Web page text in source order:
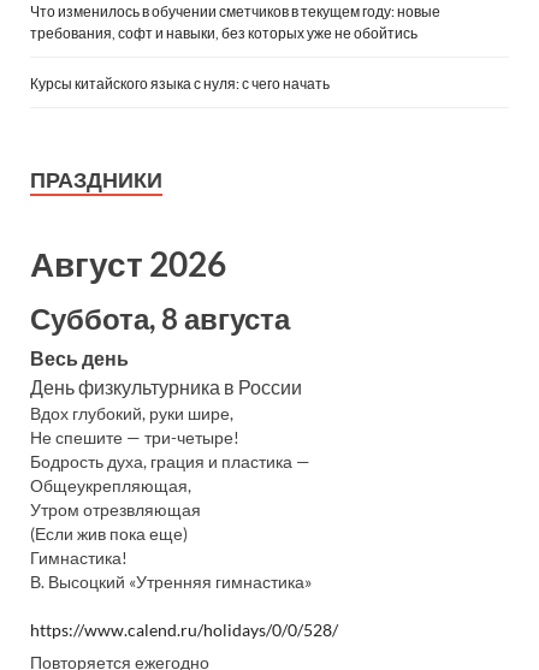
Что изменилось в обучении сметчиков в текущем году: новые
требования, софт и навыки, без которых уже не обойтись
Курсы китайского языка с нуля: с чего начать
ПРАЗДНИКИ
Август 2026
Суббота, 8 августа
Весь день
День физкультурника в России
Вдох глубокий, руки шире,
Не спешите — три-четыре!
Бодрость духа, грация и пластика —
Общеукрепляющая,
Утром отрезвляющая
(Если жив пока еще)
Гимнастика!
В. Высоцкий «Утренняя гимнастика»
https://www.calend.ru/holidays/0/0/528/
Повторяется ежегодно